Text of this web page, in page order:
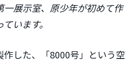
展示室、原少年が初めて作
います。
した、「8000号」という空